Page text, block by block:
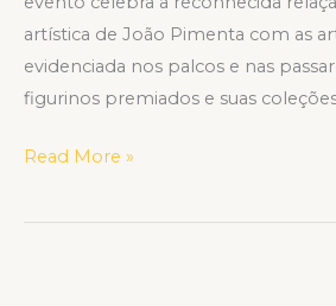
artística de João Pimenta com as
evidenciada nos palcos e nas
figurinos premiados e suas
Read More »